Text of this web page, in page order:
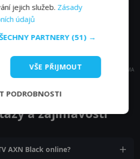
REKLAMA
a zajímavosti
AXN Black online?
jejich služeb. Zásady
údajů
PARTNERY (51) →
VŠE PŘIJMOUT
PODROBNOSTI